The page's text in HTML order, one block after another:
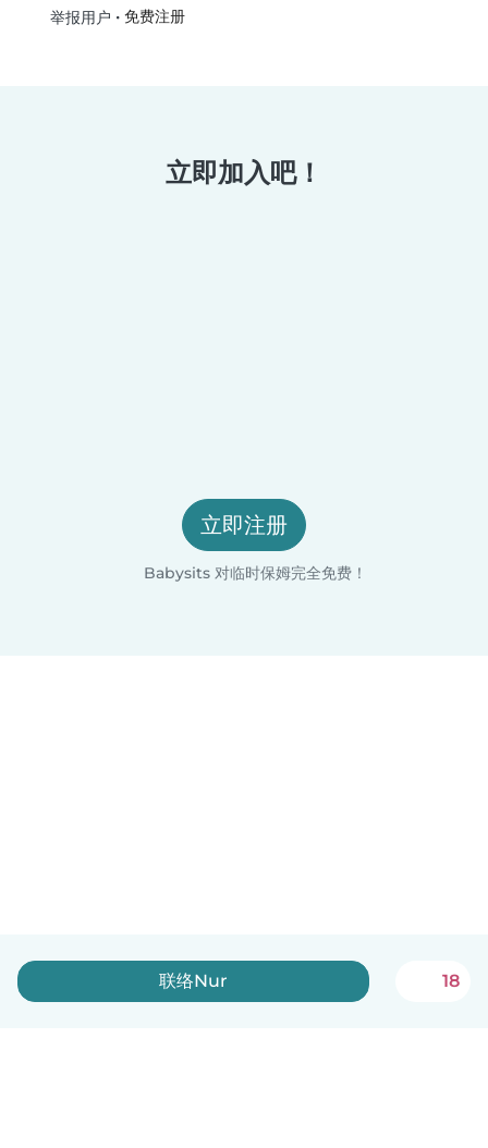
举报用户 • 免费注册
立即加入吧！
立即注册
Babysits 对临时保姆完全免费！
联络Nur 18